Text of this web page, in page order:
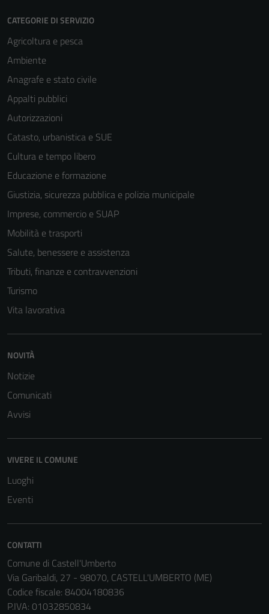
CATEGORIE DI SERVIZIO
Agricoltura e pesca
Ambiente
Anagrafe e stato civile
Appalti pubblici
Autorizzazioni
Catasto, urbanistica e SUE
Cultura e tempo libero
Educazione e formazione
Giustizia, sicurezza pubblica e polizia municipale
Imprese, commercio e SUAP
Mobilità e trasporti
Salute, benessere e assistenza
Tributi, finanze e contravvenzioni
Turismo
Vita lavorativa
NOVITÀ
Notizie
Comunicati
Avvisi
VIVERE IL COMUNE
Luoghi
Eventi
CONTATTI
Comune di Castell'Umberto
Via Garibaldi, 27 - 98070, CASTELL'UMBERTO (ME)
Codice fiscale: 84004180836
P.IVA: 01032850834
essere